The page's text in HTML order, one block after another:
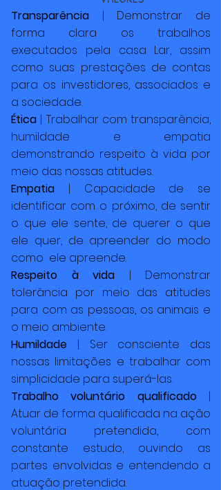
Transparência | Demonstrar de
forma clara os trabalhos
executados pela casa Lar, assim
como suas prestações de contas
para os investidores, associados e
a sociedade.
Ética | Trabalhar com transparência,
humildade e empatia
demonstrando respeito à vida por
meio das nossas atitudes.
Empatia | Capacidade de se
identificar com o próximo, de sentir
o que ele sente, de querer o que
ele quer, de apreender do modo
como ele apreende.
Respeito à vida | Demonstrar
tolerância por meio das atitudes
para com as pessoas, os animais e
o meio ambiente.
Humildade | Ser consciente das
nossas limitações e trabalhar com
simplicidade para superá-las.
Trabalho voluntário qualificado |
Atuar de forma qualificada na ação
voluntária pretendida, com
constante estudo, ouvindo as
partes envolvidas e entendendo a
atuação pretendida.